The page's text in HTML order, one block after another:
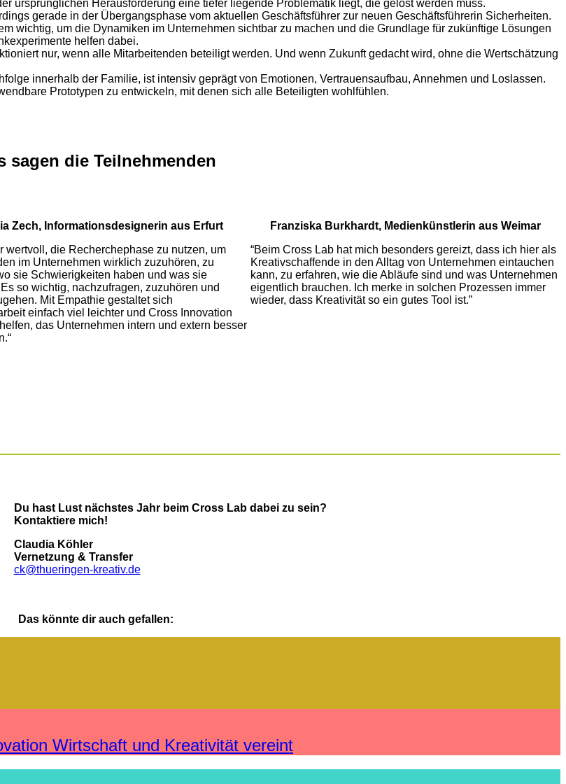
ursprünglichen Herausforderung eine tiefer liegende Problematik liegt, die gelöst werden muss.
gerade in der Übergangsphase vom aktuellen Geschäftsführer zur neuen Geschäftsführerin Sicherheiten.
wichtig, um die Dynamiken im Unternehmen sichtbar zu machen und die Grundlage für zukünftige Lösungen
helfen dabei.
nur, wenn alle Mitarbeitenden beteiligt werden. Und wenn Zukunft gedacht wird, ohne die Wertschätzung
innerhalb der Familie, ist intensiv geprägt von Emotionen, Vertrauensaufbau, Annehmen und Loslassen.
Prototypen zu entwickeln, mit denen sich alle Beteiligten wohlfühlen.
sagen die Teilnehmenden
Zech, Informationsdesignerin aus Erfurt
wertvoll, die Recherchephase zu nutzen, um
im Unternehmen wirklich zuzuhören, zu
sie Schwierigkeiten haben und was sie
so wichtig, nachzufragen, zuzuhören und
Mit Empathie gestaltet sich
einfach viel leichter und Cross Innovation
das Unternehmen intern und extern besser
Franziska Burkhardt, Medienkünstlerinaus Weimar
“Beim Cross Lab hat mich besonders gereizt, dass ich hier als
Kreativschaffende in den Alltag von Unternehmen eintauchen
kann, zu erfahren, wie die Abläufe sind und was Unternehmen
eigentlich brauchen. Ich merke in solchen Prozessen immer
wieder, dass Kreativität so ein gutes Tool ist.”
Du hast Lust nächstes Jahr beim Cross Lab dabei zu sein?
Kontaktiere mich!
Claudia Köhler
Vernetzung & Transfer
ck@thueringen-kreativ.de
Das könnte dir auch gefallen:
Wirtschaft und Kreativität vereint